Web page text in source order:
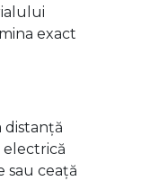
exact
distanță
sau ceață